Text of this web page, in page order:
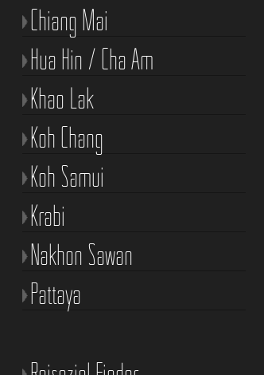
Chiang Mai
Hua Hin / Cha Am
Khao Lak
Koh Chang
Koh Samui
Krabi
Nakhon Sawan
Pattaya